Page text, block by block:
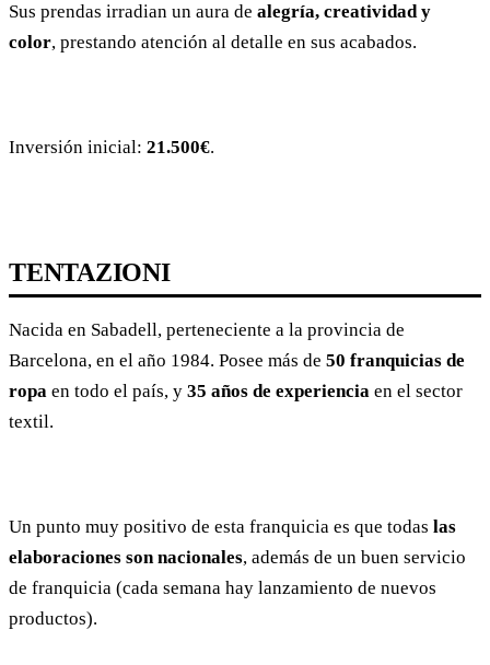
Sus prendas irradian un aura de alegría, creatividad y
color, prestando atención al detalle en sus acabados.
Inversión inicial: 21.500€.
TENTAZIONI
Nacida en Sabadell, perteneciente a la provincia de
Barcelona, en el año 1984. Posee más de 50 franquicias de
ropa en todo el país, y 35 años de experiencia en el sector
textil.
Un punto muy positivo de esta franquicia es que todas las
elaboraciones son nacionales, además de un buen servicio
de franquicia (cada semana hay lanzamiento de nuevos
productos).